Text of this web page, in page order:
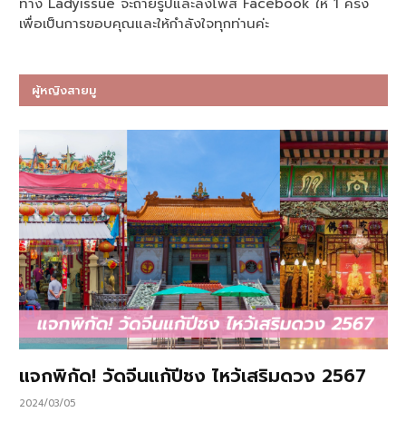
เพื่อเป็นการขอบคุณและให้กำลังใจทุกท่านค่ะ
ผู้หญิงสายมู
แจกพิกัด! วัดจีนแก้ปีชง ไหว้เสริมดวง 2567
2024/03/05